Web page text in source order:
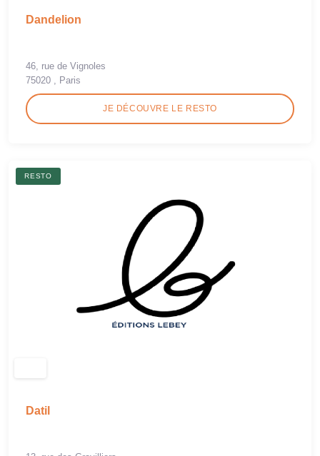
Dandelion
46, rue de Vignoles
75020 , Paris
JE DÉCOUVRE LE RESTO
RESTO
Datil